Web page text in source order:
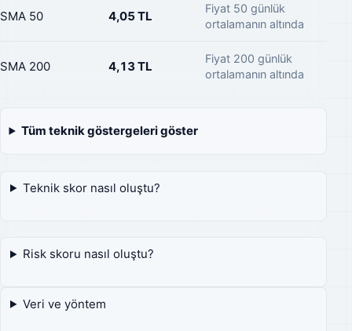
SMA 50 4,05 TL
Fiyat 50 günlük
ortalamanın altında
SMA 200 4,13 TL
Fiyat 200 günlük
ortalamanın altında
Tüm teknik göstergeleri göster
Teknik skor nasıl oluştu?
Risk skoru nasıl oluştu?
Veri ve yöntem